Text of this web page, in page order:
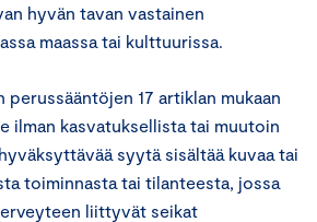
hyvän tavan vastainen
maassa tai kulttuurissa.
perussääntöjen 17 artiklan mukaan
ilman kasvatuksellista tai muutoin
syytä sisältää kuvaa tai
toiminnasta tai tilanteesta, jossa
liittyvät seikat